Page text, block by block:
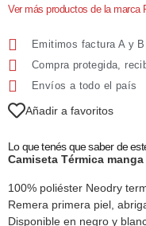
Ver más productos de la marca
Emitimos factura A y B
Compra protegida,
Envíos a todo el país
Añadir a favoritos
Lo que tenés que saber de
Camiseta Térmica
100% poliéster Neodry
Remera primera piel,
Disponible en negro y